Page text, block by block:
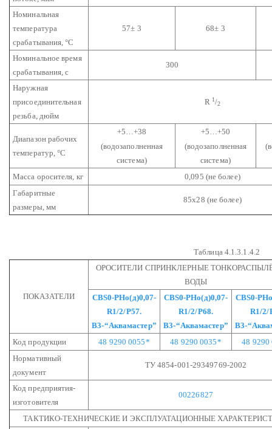
Номинальная
температура
срабатывания, °С
57± 3 68± 3
Номинальное время
срабатывания, с
300
Наружная
присоединительная
резьба, дюйм
R 1/2
Диапазон рабочих
температур, °С
+5…+38
(водозаполненная
система)
+5…+50
(водозаполненная
система)
Масса оросителя, кг
0,095 (не более)
Габаритные
размеры, мм
85х28 (не более)
Таблица 4.1.3.1.4.2
ПОКАЗАТЕЛИ
ОРОСИТЕЛИ СПРИНКЛЕРНЫЕ
ВОДЫ
СВS0-РНо(д)0,07-
R1/2/Р57.
В3-“Аквамастер”
СВS0-РНо(д)0,07-
R1/2/Р68.
В3-“Аквамастер”
СВS0-
R1/2/
В3-
Код продукции
48 9290 0055* 48 9290 0035*
48
Нормативный
документ
ТУ 4854-001-29349769-2002
Код предприятия-
изготовителя
00226827
ТАКТИКО-ТЕХНИЧЕСКИЕ И ЭКСПЛУАТАЦИОННЫЕ